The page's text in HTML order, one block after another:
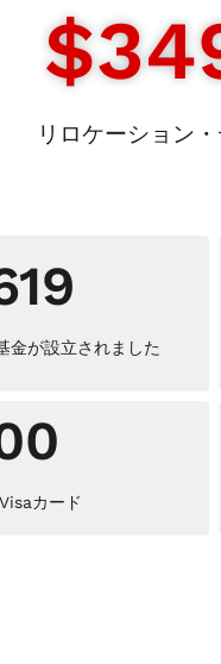
リロケーション
$
金が設立されました
カード